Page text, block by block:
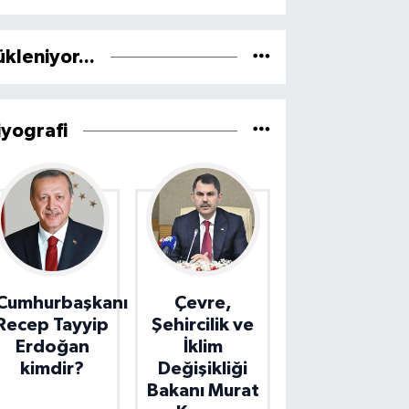
Tayyip
Erdoğan
kimdir?
Çevre,
Şehircilik ve
İklim
Değişikliği
Bakanı Murat